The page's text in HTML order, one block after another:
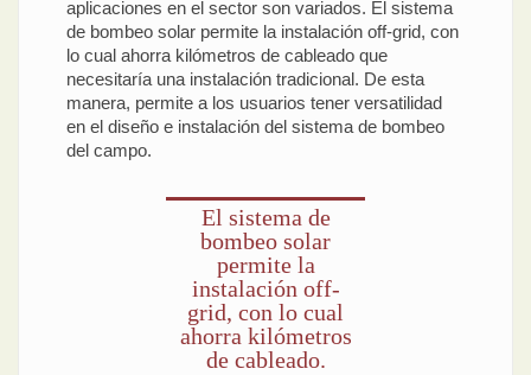
aplicaciones en el sector son variados. El sistema
de bombeo solar permite la instalación off-grid, con
lo cual ahorra kilómetros de cableado que
necesitaría una instalación tradicional. De esta
manera, permite a los usuarios tener versatilidad
en el diseño e instalación del sistema de bombeo
del campo.
El sistema de
bombeo solar
permite la
instalación off-
grid, con lo cual
ahorra kilómetros
de cableado.